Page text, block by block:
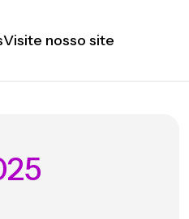
Visite nosso site